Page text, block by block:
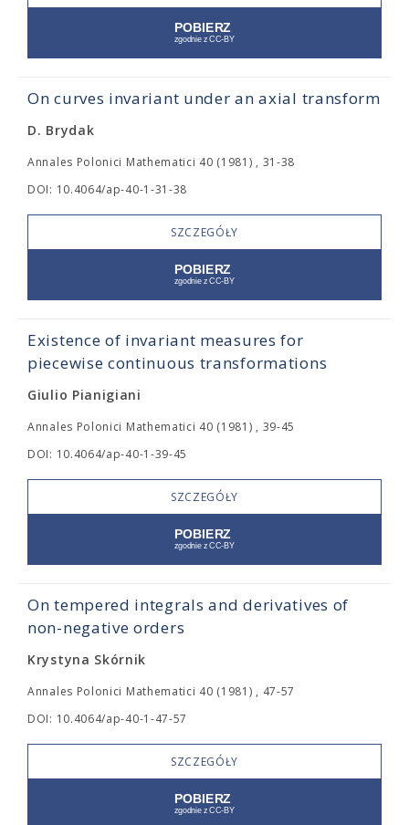
On curves invariant under an axial transform
D. Brydak
Annales Polonici Mathematici 40 (1981) , 31-38
DOI: 10.4064/ap-40-1-31-38
SZCZEGÓŁY
Existence of invariant measures for
piecewise continuous transformations
Giulio Pianigiani
Annales Polonici Mathematici 40 (1981) , 39-45
DOI: 10.4064/ap-40-1-39-45
SZCZEGÓŁY
On tempered integrals and derivatives of
non-negative orders
Krystyna Skórnik
Annales Polonici Mathematici 40 (1981) , 47-57
DOI: 10.4064/ap-40-1-47-57
SZCZEGÓŁY